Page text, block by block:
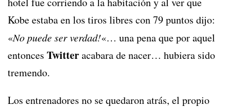
Kobe estaba en los tiros libres con 79 puntos dijo:
«No puede ser verdad!«… una pena que por aquel
entonces Twitteracabara de nacer… hubiera sido
tremendo.
Los entrenadores no se quedaron atrás, el propio